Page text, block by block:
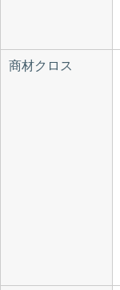
商材クロス